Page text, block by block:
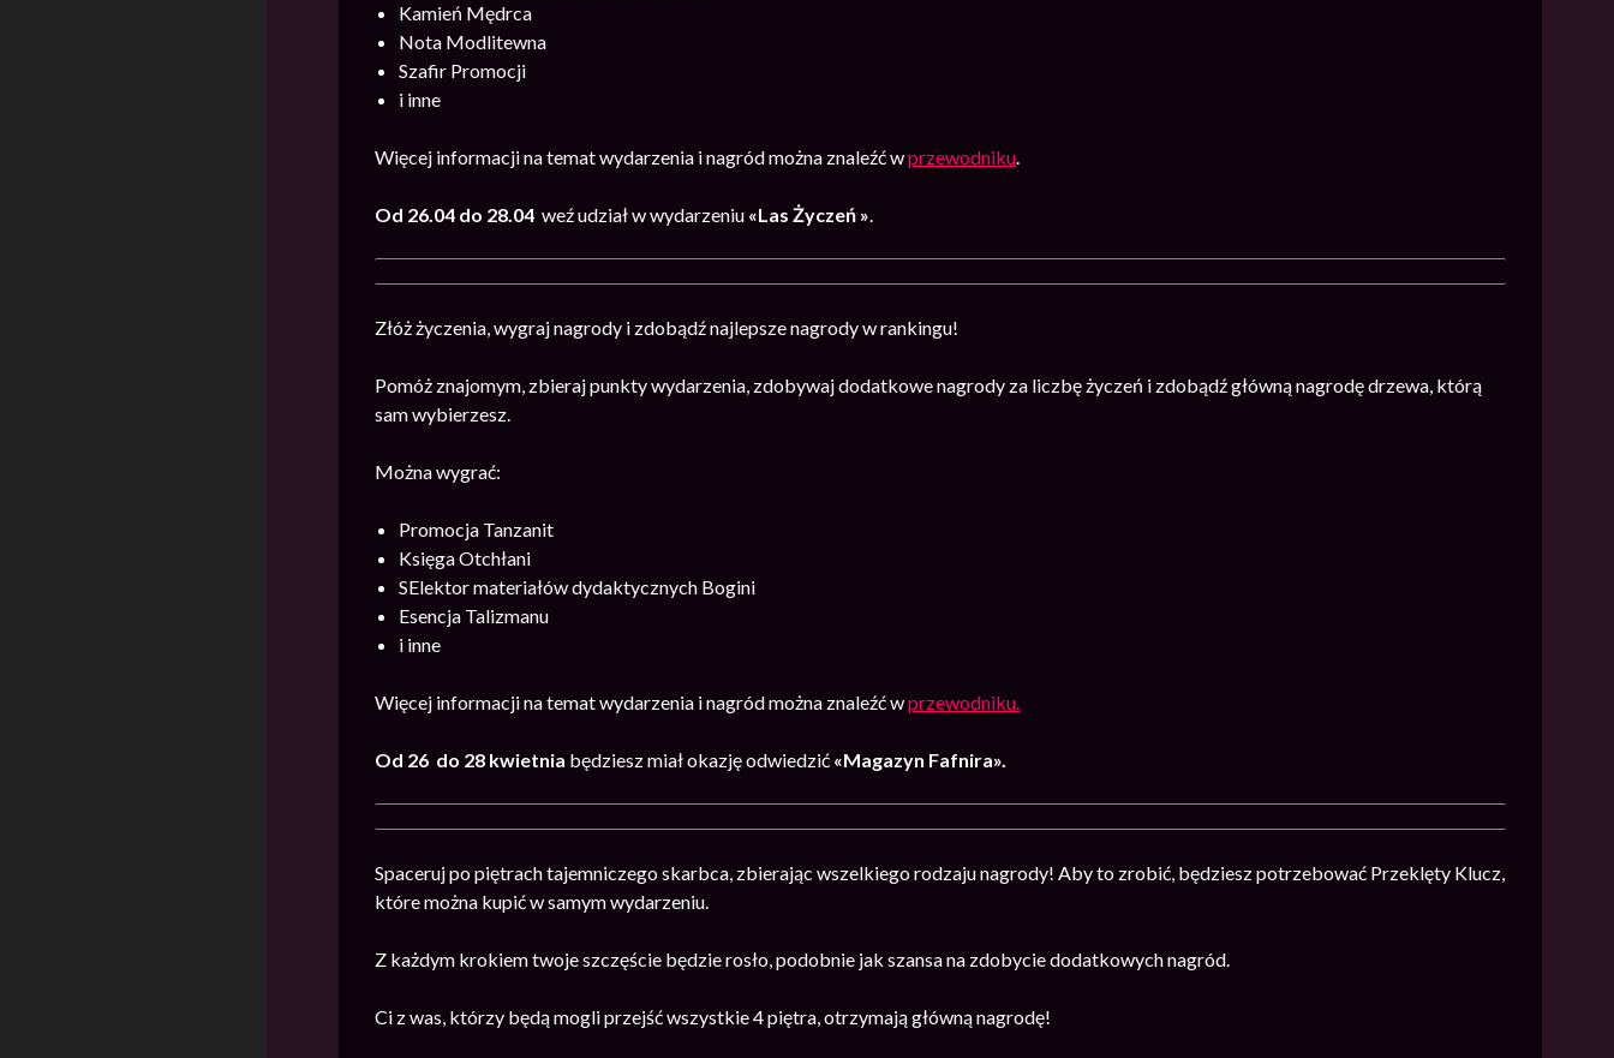
Kamień Mędrca
Nota Modlitewna
Szafir Promocji
i inne
Więcej informacji na temat wydarzenia i nagród można znaleźć wprzewodniku.
Od 26.04 do 28.04 weź udział w wydarzeniu «Las Życzeń ».
Złóż życzenia, wygraj nagrody i zdobądź najlepsze nagrody w rankingu!
Pomóż znajomym, zbieraj punkty wydarzenia, zdobywaj dodatkowe nagrody za liczbę życzeń i zdobądź główną nagrodę drzewa, którą
sam wybierzesz.
Można wygrać:
Promocja Tanzanit
Księga Otchłani
SElektor materiałów dydaktycznych Bogini
Esencja Talizmanu
i inne
Więcej informacji na temat wydarzenia i nagród można znaleźć wprzewodniku.
Od 26 do 28 kwietnia będziesz miał okazję odwiedzić «Magazyn Fafnira».
Spaceruj po piętrach tajemniczego skarbca, zbierając wszelkiego rodzaju nagrody! Aby to zrobić, będziesz potrzebować Przeklęty Klucz,
które można kupić w samym wydarzeniu.
Z każdym krokiem twoje szczęście będzie rosło, podobnie jak szansa na zdobycie dodatkowych nagród.
Ci z was, którzy będą mogli przejść wszystkie 4 piętra, otrzymają główną nagrodę!